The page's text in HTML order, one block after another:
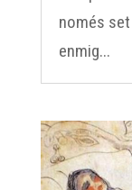
enmig...